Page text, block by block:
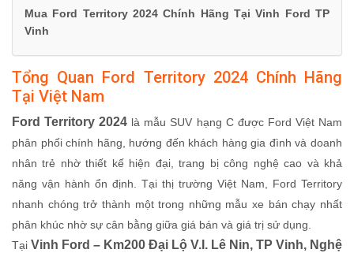
Mua Ford Territory 2024 Chính Hãng Tại Vinh Ford TP
Vinh
Tổng Quan Ford Territory 2024 Chính Hãng
Tại Việt Nam
Ford Territory 2024 là mẫu SUV hạng C được Ford Việt Nam
phân phối chính hãng, hướng đến khách hàng gia đình và doanh
nhân trẻ nhờ thiết kế hiện đại, trang bị công nghệ cao và khả
năng vận hành ổn định. Tại thị trường Việt Nam, Ford Territory
nhanh chóng trở thành một trong những mẫu xe bán chạy nhất
phân khúc nhờ sự cân bằng giữa giá bán và giá trị sử dụng.
Tại Vinh Ford – Km200 Đại Lộ V.I. Lê Nin, TP Vinh, Nghệ